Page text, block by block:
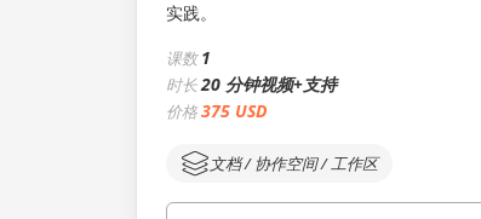
实践。
课数 1
时长20 分钟视频+支持
价格375 USD
文档 / 协作空间 / 工作区